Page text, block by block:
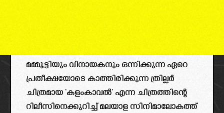
മമ്മൂട്ടിയും വിനായകനും ഒന്നിക്കുന്ന ഏറെ
പ്രതീക്ഷയോടെ കാത്തിരിക്കുന്ന ത്രില്ലർ
ചിത്രമായ ‘കളംകാവൽ’ എന്ന ചിത്രത്തിന്റെ
റിലീസിനെക്കുറിച്ച് മലയാള സിനിമാലോകത്ത്